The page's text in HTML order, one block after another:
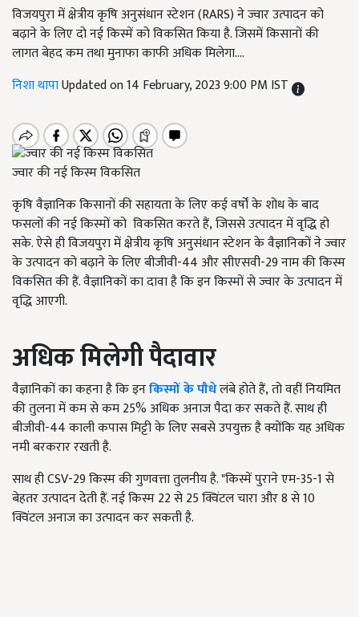
विजयपुरा में क्षेत्रीय कृषि अनुसंधान स्टेशन (RARS) ने ज्वार उत्पादन को
बढ़ाने के लिए दो नई किस्में को विकसित किया है. जिसमें किसानों की
लागत बेहद कम तथा मुनाफा काफी अधिक मिलेगा....
निशा थापाUpdated on 14 February, 2023 9:00 PM IST
ज्वार की नई किस्म विकसित
कृषि वैज्ञानिक किसानों की सहायता के लिए कई वर्षों के शोध के बाद
फसलों की नई किस्मों को विकसित करते हैं,जिससे उत्पादन में वृद्धि हो
सके. ऐसे ही विजयपुरा में क्षेत्रीय कृषि अनुसंधान स्टेशन के वैज्ञानिकों ने ज्वार
के उत्पादन को बढ़ाने के लिए बीजीवी-44 और सीएसवी-29 नाम की किस्म
विकसित की हैं. वैज्ञानिकों का दावा है कि इन किस्मों से ज्वार के उत्पादन में
वृद्धि आएगी.
अधिक मिलेगी पैदावार
वैज्ञानिकों का कहना है कि इनकिस्मों के पौधेलंबे होते हैं,तो वहीं नियमित
की तुलना में कम से कम 25% अधिक अनाज पैदा कर सकते हैं. साथ ही
बीजीवी-44 काली कपास मिट्टी के लिए सबसे उपयुक्त है क्योंकि यह अधिक
नमी बरकरार रखती है.
साथ हीCSV-29 किस्म की गुणवत्ता तुलनीय है. "किस्में पुराने एम-35-1 से
बेहतर उत्पादन देती हैं. नई किस्म 22 से 25 क्विंटल चारा और 8 से 10
क्विंटल अनाज का उत्पादन कर सकती है.